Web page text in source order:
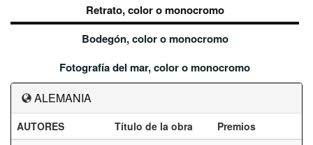
Retrato, color o monocromo
Bodegón, color o monocromo
Fotografía del mar, color o monocromo
ALEMANIA
AUTORES Título de la obra
Premios